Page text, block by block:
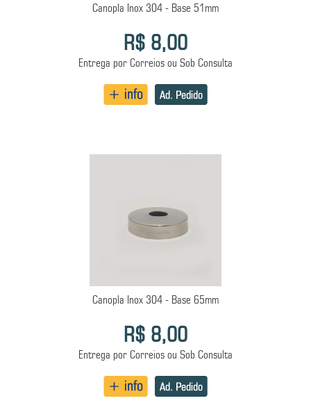
Canopla Inox 304 - Base 51mm
R$ 8,00
Entrega por Correios ou Sob Consulta
Canopla Inox 304 - Base 65mm
R$ 8,00
Entrega por Correios ou Sob Consulta